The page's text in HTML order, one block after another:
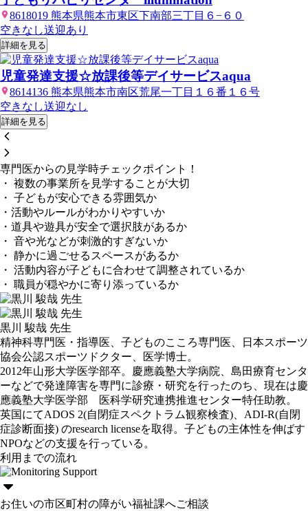
8618019 熊本県熊本市東区下南部三丁目６−６０
空きなし送迎あり
詳細を見る
児童発達支援☆放課後等デイサービスaqua
8614136 熊本県熊本市南区荒尾一丁目１６番１６号
空きなし送迎なし
詳細を見る
専門医からの見学時チェックポイント！
・ 複数の事業所を見学することが大切
・ 子どもが安心できる雰囲気か
・活動やルールがわかりやすいか
・道具や遊具が安全で選択肢があるか
・ 音や光などが刺激的すぎないか
・ 静かに過ごせるスペースがあるか
・ 活動内容が子どもに合わせて調整されているか
・ 職員が穏やかに寄り添っているか
黒川 駿哉 先生
精神科専門医・指導医、子どものこころ専門医、日本スポーツ
協会公認スポーツドクター、医学博士。
2012年山形大学医学部卒。慶應義塾大学病院、島田療育センタ
ーなどで発達障害を専門に診療・研究を行ったのち、現在は慶
應義塾大学医学部 医科学研究連携推進センター特任助教。
英国にてADOS 2(自閉症スペクトラム観察検査)、ADI-R(自閉
症診断面接) のresearch licenseを取得。子どもの主体性を伸ばす
NPOなどの支援を行っている。
利用までの流れ
お住いの市区町村の障がい福祉課へご相談